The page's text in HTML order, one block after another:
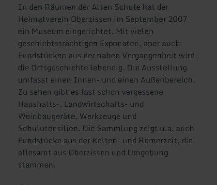
In den Räumen der Alten Schule hat der
Heimatverein Oberzissen im September 2007
ein Museum eingerichtet. Mit vielen
geschichtsträchtigen Exponaten, aber auch
Fundstücken aus der nahen Vergangenheit wird
die Ortsgeschichte lebendig. Die Ausstellung
umfasst einen Innen- und einen Außenbereich.
Zu sehen gibt es fast schon vergessene
Haushalts-, Landwirtschafts- und
Weinbaugeräte, Werkzeuge und
Schulutensilien. Die Sammlung zeigt u.a. auch
Fundstücke aus der Kelten- und Römerzeit, die
allesamt aus Oberzissen und Umgebung
stammen.